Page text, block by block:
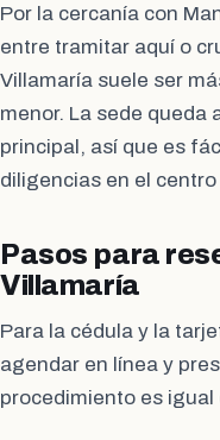
Por la cercanía con
entre tramitar aquí o
Villamaría suele ser
menor. La sede queda
principal, así que es
diligencias en el
Pasos para
Villamaría
Para la cédula y la
agendar en línea y
procedimiento es igual